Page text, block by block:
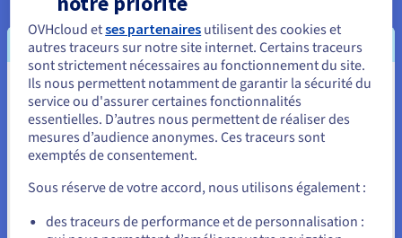
production les plus de 200 000 utilisatrices et
utilisateurs avec une infrastructure fiable et
évolutive.
« Nous n’avons rencontré aucun
problème de disponibilité ou de
tenue à la charge durant la
période compliquée qu’était le
confinement. La flexibilité
Vous semblez être localisé en États-
Unis.
Pour commander, rendez-vous sur le site de votre pays (États-
Allez sur le site États-Unis
OVHcloud etses partenaires utilisent des cookies et
autres traceurs sur notre site internet. Certains traceurs
sont strictement nécessaires au fonctionnement du site.
Ils nous permettent notamment de garantir la sécurité du
service ou d'assurer certaines fonctionnalités
essentielles. D’autres nous permettent de réaliser des
mesures d’audience anonymes. Ces traceurs sont
exemptés de consentement.
Sous réserve de votre accord, nous utilisons également :
des traceurs de performance et de personnalisation :